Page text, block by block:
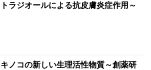
トラジオールによる抗皮膚炎症作用～
キノコの新しい生理活性物質～創薬研